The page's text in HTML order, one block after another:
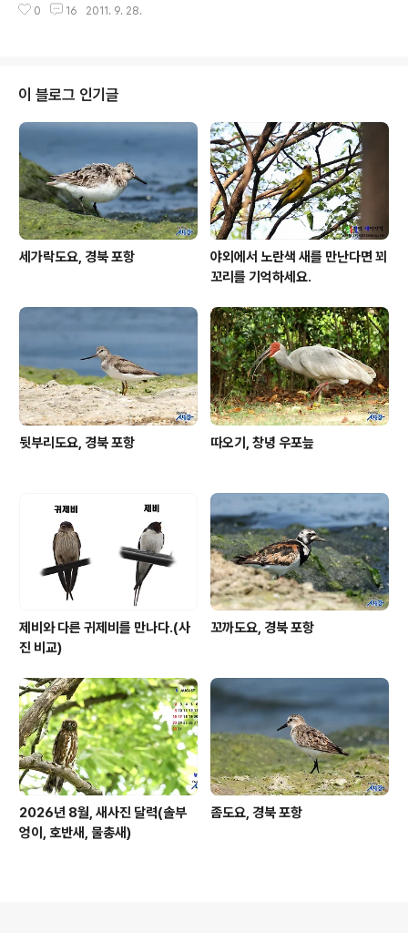
검은색 줄무늬가 있답니다. 검은색 부리는 짧고 위로 약간
다리는 짧으나 노랑색이라 구별하기 쉽습니다. 소리는 휘
가락도요에 비해 크기가 상당히 큽니다. 먹이활동중인 노
랑발도요... 뭘 먹을까요? 부지런히 해안가를 뒤지고 있습
니다. 동해안 출사 시리즈는 계속됩니다. 아직도 몇개 더 포
스팅할 내용이 있답니다. 기대해주세요. 1. 괭이갈매기 : htt
p://oks03.tistory.com/827 2. 중부리도요 : http://o
ks03...
0 16 2011. 9. 28.
이 블로그 인기글
세가락도요, 경북 포항
야외에서 노란색 새를 만난다면 꾀
꼬리를 기억하세요.
뒷부리도요, 경북 포항 따오기, 창녕 우포늪
제비와 다른 귀제비를 만나다.(사
진 비교)
꼬까도요, 경북 포항
2026년 8월, 새사진 달력(솔부
엉이, 호반새, 물총새)
좀도요, 경북 포항